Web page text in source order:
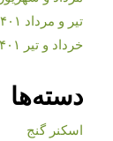
تیر و مرداد ۱۴۰۱
خرداد و تیر ۱۴۰۱
دسته‌ها
اسکنر گنج